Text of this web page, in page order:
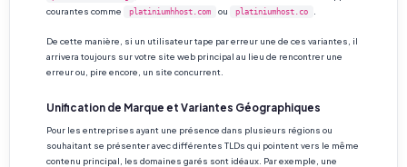
courantes comme
platiniumhhost.com ou platiniumhost.co
De cette manière, si un utilisateur tape par erreur une de ces variantes, il
arrivera toujours sur votre site web principal au lieu de rencontrer une
erreur ou, pire encore, un site concurrent.
Unification de Marque et Variantes Géographiques
Pour les entreprises ayant une présence dans plusieurs régions ou
souhaitant se présenter avec différentes TLDs qui pointent vers le même
contenu principal, les domaines garés sont idéaux. Par exemple, une